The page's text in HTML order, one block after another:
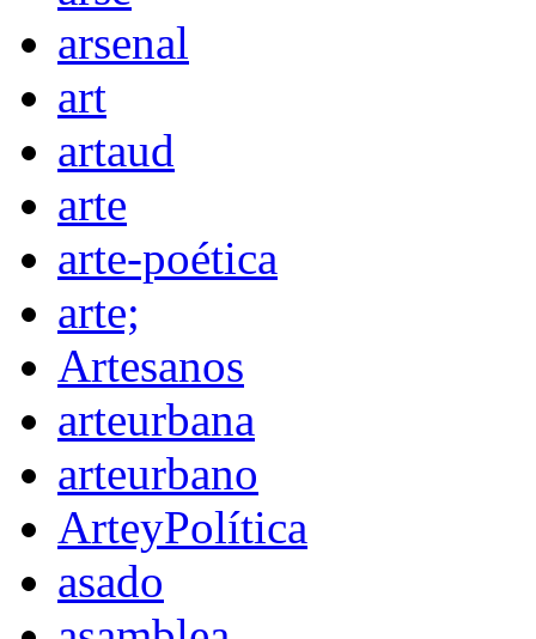
arsenal
art
artaud
arte
arte-poética
arte;
Artesanos
arteurbana
arteurbano
ArteyPolítica
asado